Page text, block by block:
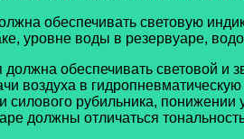
обеспечивать световую
уровне воды в резервуаре,
обеспечивать световой и
воздуха в
силового рубильника,
должны отличаться